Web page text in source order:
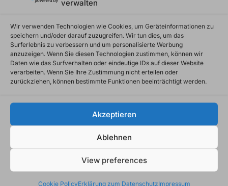
verwalten
Wir verwenden Technologien wie Cookies, um Geräteinformationen zu
speichern und/oder darauf zuzugreifen. Wir tun dies, um das
Surferlebnis zu verbessern und um personalisierte Werbung
anzuzeigen. Wenn Sie diesen Technologien zustimmen, können wir
Daten wie das Surfverhalten oder eindeutige IDs auf dieser Website
verarbeiten. Wenn Sie Ihre Zustimmung nicht erteilen oder
zurückziehen, können bestimmte Funktionen beeinträchtigt werden.
Akzeptieren
Ablehnen
View preferences
Cookie PolicyErklärung zum DatenschutzImpressum
bereit loszulegen! Es gibt kein Limit beim
Erreichen von Zielen – also gib dein Bestes und
hab Spaß dabei!